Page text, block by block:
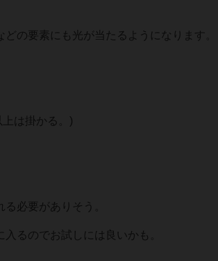
の要素にも光が当たるようになります。
は掛かる。)
必要がありそう。
るのでお試しには良いかも。